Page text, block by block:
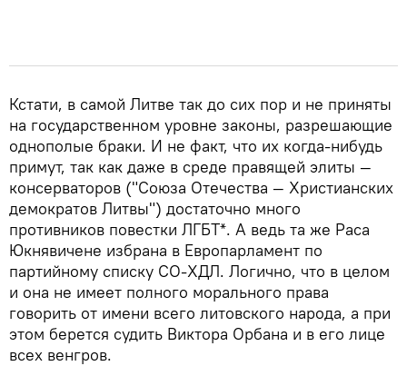
Кстати, в самой Литве так до сих пор и не приняты
на государственном уровне законы, разрешающие
однополые браки. И не факт, что их когда-нибудь
примут, так как даже в среде правящей элиты —
консерваторов ("Союза Отечества — Христианских
демократов Литвы") достаточно много
противников повестки ЛГБТ*. А ведь та же Раса
Юкнявичене избрана в Европарламент по
партийному списку СО-ХДЛ. Логично, что в целом
и она не имеет полного морального права
говорить от имени всего литовского народа, а при
этом берется судить Виктора Орбана и в его лице
всех венгров.